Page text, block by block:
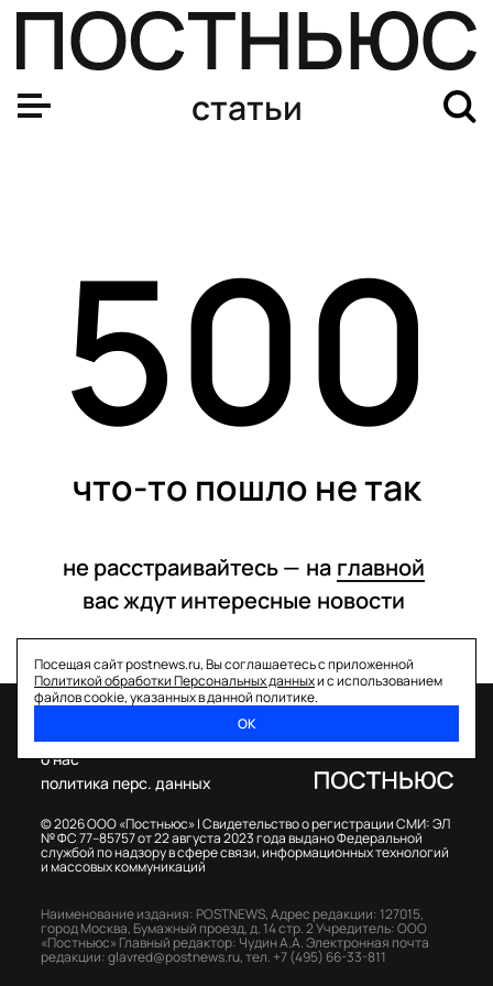
статьи
500
что-то пошло не так
не расстраивайтесь — на главной
вас ждут интересные новости
Посещая сайт postnews.ru, Вы соглашаетесь с приложенной
Политикой обработки Персональных данныхи с использованием
файлов cookie, указанных в данной политике.
ОК
© 2026 ООО «Постньюс» |Свидетельство о регистрации СМИ: ЭЛ
№ ФС 77–85757 от 22 августа 2023 года выдано Федеральной
службой по надзору в сфере связи, информационных технологий
и массовых коммуникаций
о нас
политика перс. данных
Наименование издания: POSTNEWS,Адрес редакции: 127015,
город Москва, Бумажный проезд, д. 14 стр. 2Учредитель: ООО
«Постньюс» Главный редактор: Чудин А.А.Электронная почта
редакции:glavred@postnews.ru,тел. +7 (495) 66-33-811